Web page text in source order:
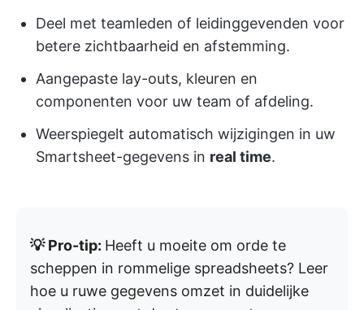
Deel met teamleden of leidinggevenden voor
betere zichtbaarheid en afstemming.
Aangepaste lay-outs, kleuren en
componenten voor uw team of afdeling.
Weerspiegelt automatisch wijzigingen in uw
Smartsheet-gegevens in real time.
💡 Pro-tip: Heeft u moeite om orde te
scheppen in rommelige spreadsheets? Leer
hoe u ruwe gegevens omzet in duidelijke